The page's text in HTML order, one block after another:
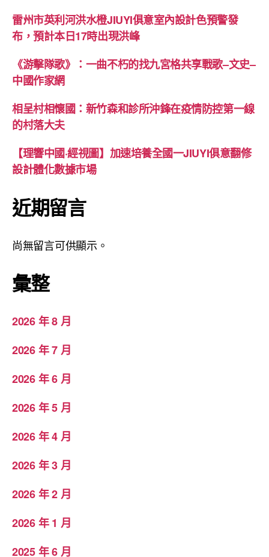
雷州市英利河洪水橙JIUYI俱意室內設計色預警發
布，預計本日17時出現洪峰
《游擊隊歌》：一曲不朽的找九宮格共享戰歌–文史–
中國作家網
相呈村相懷國：新竹森和診所沖鋒在疫情防控第一線
的村落大夫
【理響中國·經視圖】加速培養全國一JIUYI俱意翻修
設計體化數據市場
近期留言
尚無留言可供顯示。
彙整
2026 年 8 月
2026 年 7 月
2026 年 6 月
2026 年 5 月
2026 年 4 月
2026 年 3 月
2026 年 2 月
2026 年 1 月
2025 年 6 月